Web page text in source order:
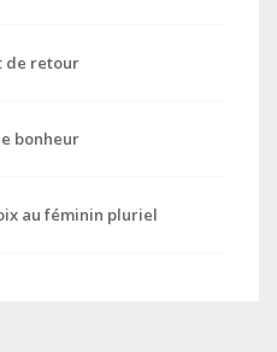
de retour
bonheur
au féminin pluriel